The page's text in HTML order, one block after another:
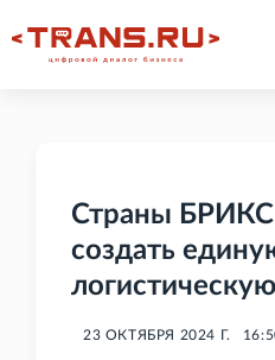
Страны
создать
23 ОКТЯБРЯ 2024 Г.